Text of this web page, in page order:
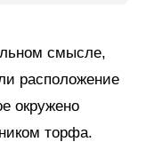
смысле,
расположение
окружено
торфа.